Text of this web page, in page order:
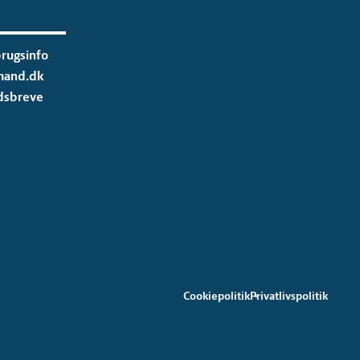
CookiepolitikPrivatlivspolitik